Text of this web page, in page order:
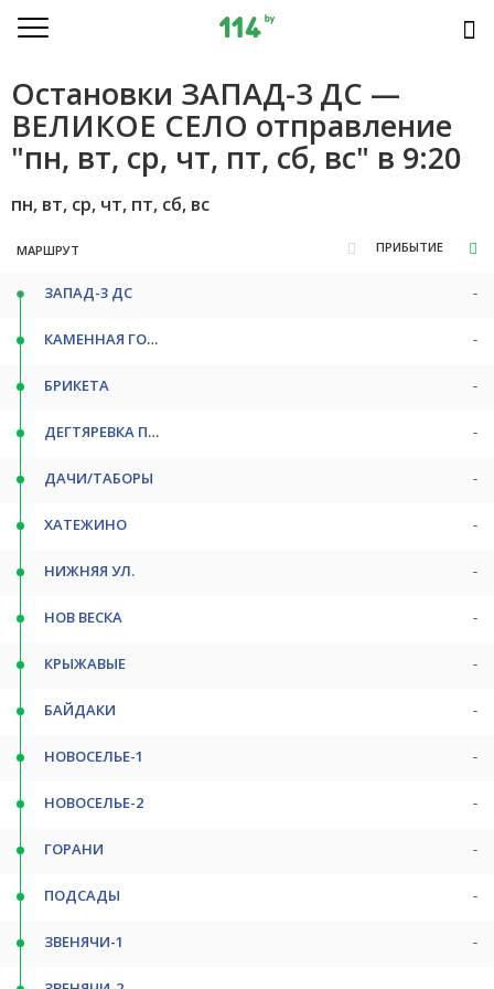
Остановки ЗАПАД-3 ДС —
ВЕЛИКОЕ СЕЛО отправление
"пн, вт, ср, чт, пт, сб, вс" в 9:20
пн, вт, ср, чт, пт, сб, вс
МАРШРУТ ПРИБЫТИЕ
ЗАПАД-3 ДС -
КАМЕННАЯ ГОРКА СТ/М -
БРИКЕТА -
ДЕГТЯРЕВКА ПОВ -
ДАЧИ/ТАБОРЫ -
ХАТЕЖИНО -
НИЖНЯЯ УЛ. -
НОВ ВЕСКА -
КРЫЖАВЫЕ -
БАЙДАКИ -
НОВОСЕЛЬЕ-1 -
НОВОСЕЛЬЕ-2 -
ГОРАНИ -
ПОДСАДЫ -
ЗВЕНЯЧИ-1 -